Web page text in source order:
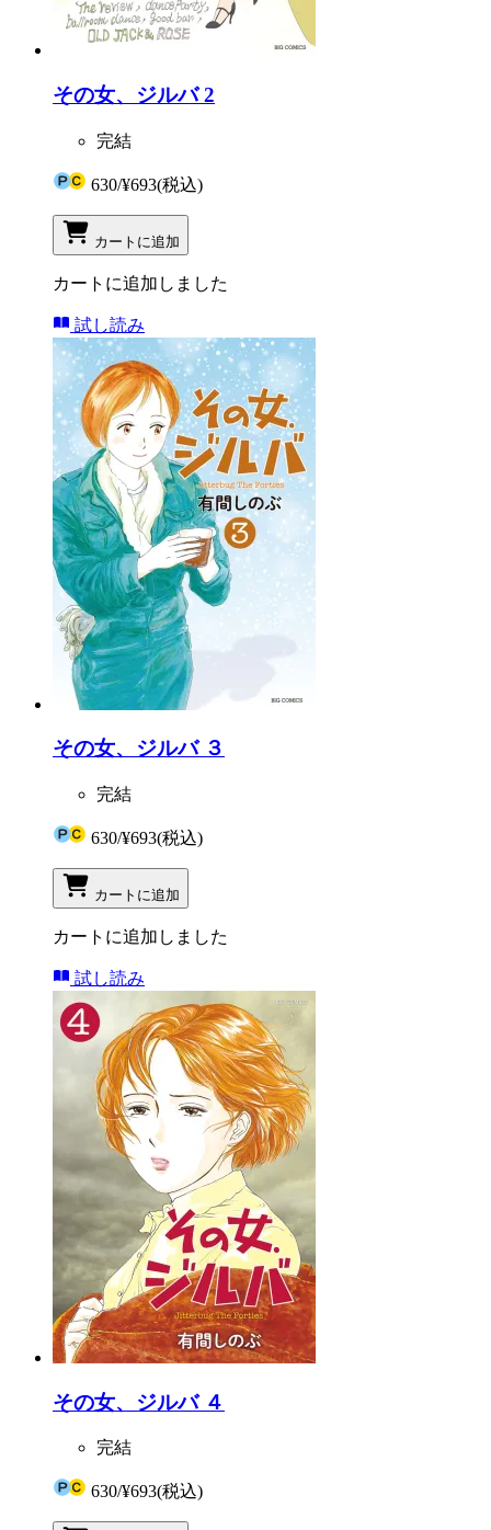
その女、ジルバ 2
完結
630/¥693(税込)
カートに追加
カートに追加しました
試し読み
その女、ジルバ ３
完結
630/¥693(税込)
カートに追加
カートに追加しました
試し読み
その女、ジルバ ４
完結
630/¥693(税込)